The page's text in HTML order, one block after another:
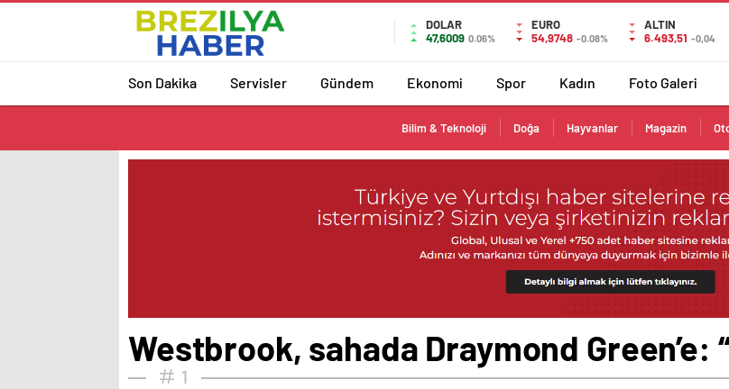
DOLAR
47,6009 0.06%
EURO
54,9748 -0.08%
ALTIN
6.493,51 -0,04
Son Dakika Servisler Gündem Ekonomi Spor Kadın Foto Galeri
Bilim & Teknoloji Doğa Hayvanlar Magazin
Westbrook, sahada Draymond Green’e:
1